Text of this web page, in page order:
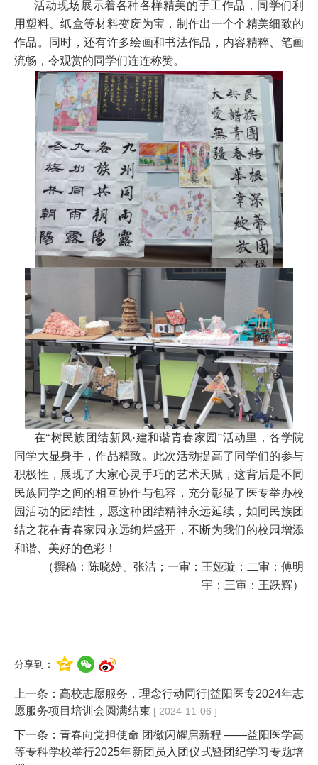
活动现场展示着各种各样精美的手工作品，同学们利
用塑料、纸盒等材料变废为宝，制作出一个个精美细致的
作品。同时，还有许多绘画和书法作品，内容精粹、笔画
流畅，令观赏的同学们连连称赞。
在“树民族团结新风·建和谐青春家园”活动里，各学院
同学大显身手，作品精致。此次活动提高了同学们的参与
积极性，展现了大家心灵手巧的艺术天赋，这背后是不同
民族同学之间的相互协作与包容，充分彰显了医专举办校
园活动的团结性，愿这种团结精神永远延续，如同民族团
结之花在青春家园永远绚烂盛开，不断为我们的校园增添
和谐、美好的色彩！
（撰稿：陈晓婷、张洁；一审：王娅璇；二审：傅明
宇；三审：王跃辉）
分享到：
上一条： 高校志愿服务，理念行动同行|益阳医专2024年志
愿服务项目培训会圆满结束 [ 2024-11-06 ]
下一条： 青春向党担使命 团徽闪耀启新程 ——益阳医学高
等专科学校举行2025年新团员入团仪式暨团纪学习专题培